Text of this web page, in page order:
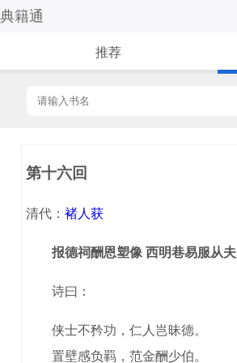
典籍通
推荐
第十六回
清代： 褚人获
报德祠酬恩塑像 西明巷易服从夫
诗曰：
侠士不矜功，仁人岂昧德。
置壁感负羁，范金酬少伯。